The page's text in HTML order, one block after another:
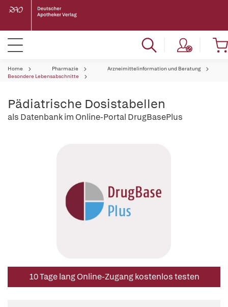
Home Pharmazie
Arzneimittelinformation und Beratung
Besondere Lebensabschnitte
Pädiatrische Dosistabellen
als Datenbank im Online-Portal DrugBasePlus
10 Tage lang Online-Zugang kostenlos testen